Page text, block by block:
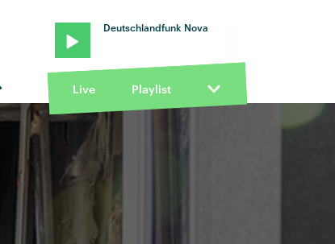
Deutschlandfunk Nova
Live Playlist